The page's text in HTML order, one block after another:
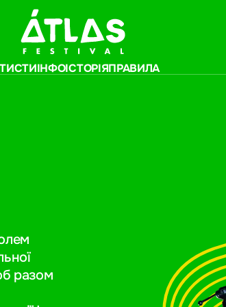
ІНФОІСТОРІЯПРАВИЛА
разом